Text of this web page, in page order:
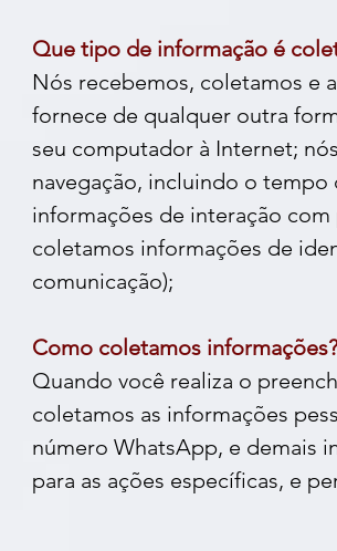
Que tipo de informação é
Nós recebemos, coletamos e
fornece de qualquer outra
seu computador à Internet;
navegação, incluindo o
informações de interação
coletamos informações de
comunicação);
Como coletamos informações?
Quando você realiza o
coletamos as informações
número WhatsApp, e demais
para as ações específicas, e